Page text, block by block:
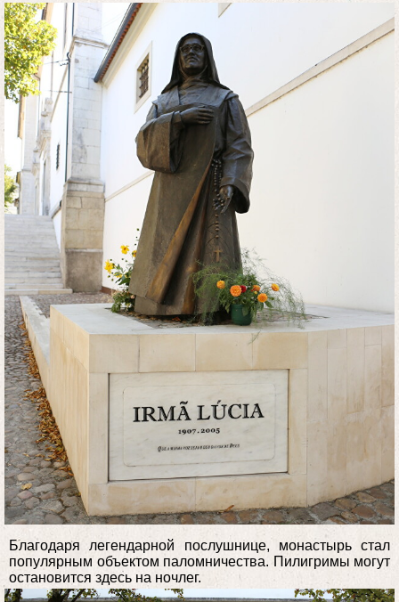
Благодаря легендарной послушнице, монастырь стал
популярным объектом паломничества. Пилигримы могут
остановится здесь на ночлег.